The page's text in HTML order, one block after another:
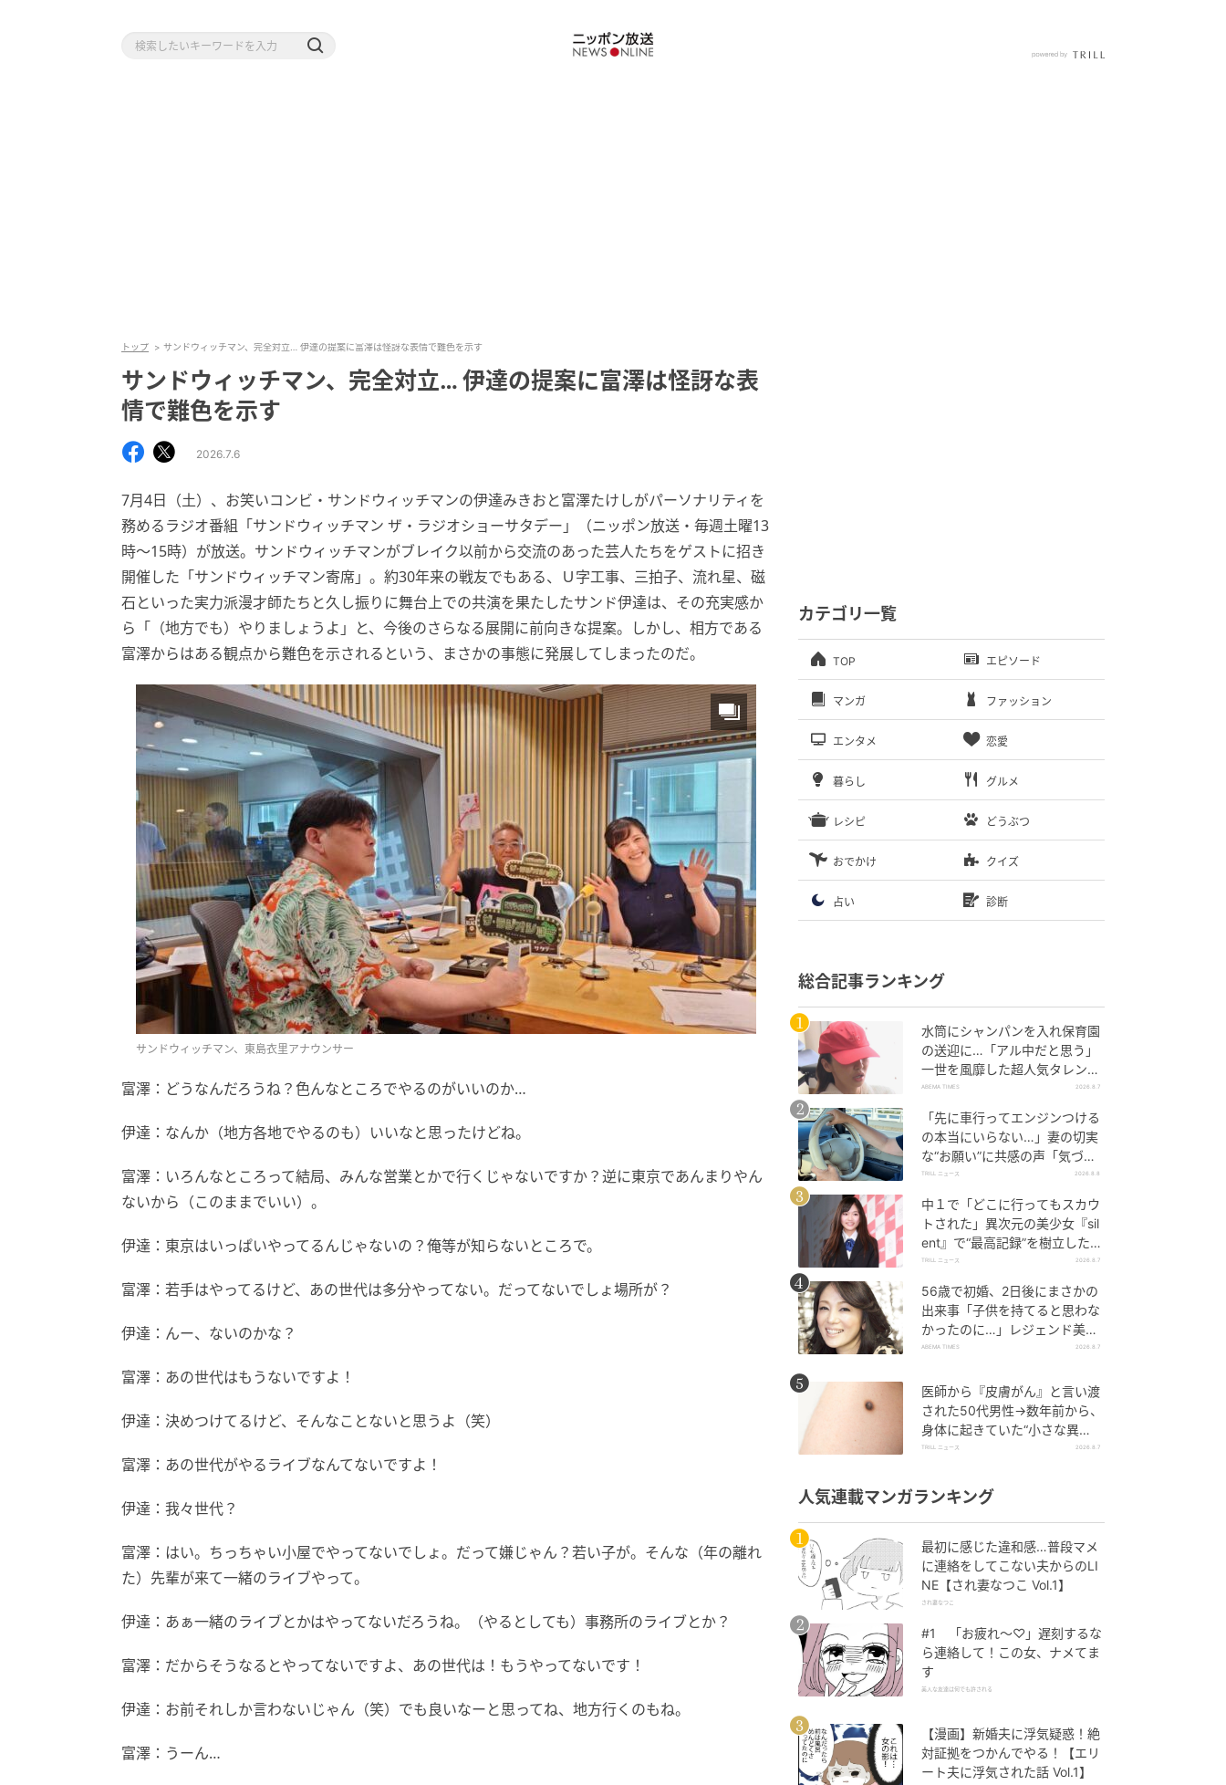
トップ サンドウィッチマン、完全対立… 伊達の提案に富澤は怪訝な表情で難色を示す
サンドウィッチマン、完全対立… 伊達の提案に富澤は怪訝な表
情で難色を示す
2026.7.6
7月4日（土）、お笑いコンビ・サンドウィッチマンの伊達みきおと富澤たけしがパーソナリティを
務めるラジオ番組「サンドウィッチマン ザ・ラジオショーサタデー」（ニッポン放送・毎週土曜13
時～15時）が放送。サンドウィッチマンがブレイク以前から交流のあった芸人たちをゲストに招き
開催した「サンドウィッチマン寄席」。約30年来の戦友でもある、Ｕ字工事、三拍子、流れ星、磁
石といった実力派漫才師たちと久し振りに舞台上での共演を果たしたサンド伊達は、その充実感か
ら「（地方でも）やりましょうよ」と、今後のさらなる展開に前向きな提案。しかし、相方である
富澤からはある観点から難色を示されるという、まさかの事態に発展してしまったのだ。
サンドウィッチマン、東島衣里アナウンサー
富澤：どうなんだろうね？色んなところでやるのがいいのか…
伊達：なんか（地方各地でやるのも）いいなと思ったけどね。
富澤：いろんなところって結局、みんな営業とかで行くじゃないですか？逆に東京であんまりやん
ないから（このままでいい）。
伊達：東京はいっぱいやってるんじゃないの？俺等が知らないところで。
富澤：若手はやってるけど、あの世代は多分やってない。だってないでしょ場所が？
伊達：んー、ないのかな？
富澤：あの世代はもうないですよ！
伊達：決めつけてるけど、そんなことないと思うよ（笑）
富澤：あの世代がやるライブなんてないですよ！
伊達：我々世代？
富澤：はい。ちっちゃい小屋でやってないでしょ。だって嫌じゃん？若い子が。そんな（年の離れ
た）先輩が来て一緒のライブやって。
伊達：あぁ一緒のライブとかはやってないだろうね。（やるとしても）事務所のライブとか？
富澤：だからそうなるとやってないですよ、あの世代は！もうやってないです！
伊達：お前それしか言わないじゃん（笑）でも良いなーと思ってね、地方行くのもね。
富澤：うーん…
カテゴリ一覧
TOP エピソード
マンガ ファッション
エンタメ 恋愛
暮らし グルメ
レシピ どうぶつ
おでかけ クイズ
占い 診断
総合記事ランキング
水筒にシャンパンを入れ保育園
の送迎に…「アル中だと思う」
一世を風靡した超人気タレン
ト、酒漬けだった日々を告白
ABEMA TIMES 2026.8.7
「先に車行ってエンジンつける
の本当にいらない…」妻の切実
な“お願い”に共感の声「気づか
ないんですよね…」
TRILL ニュース 2026.8.8
中１で「どこに行ってもスカウ
トされた」異次元の美少女『sil
ent』で“最高記録”を樹立した
「反則級」の【トップ女優】
TRILL ニュース 2026.8.7
56歳で初婚、2日後にまさかの
出来事「子供を持てると思わな
かったのに…」レジェンド美魔
女が当時の心境を告白
ABEMA TIMES 2026.8.7
医師から『皮膚がん』と言い渡
された50代男性→数年前から、
身体に起きていた“小さな異
変”に「あのとき受診していれ
TRILL ニュース 2026.8.7
人気連載マンガランキング
最初に感じた違和感…普段マメ
に連絡をしてこない夫からのLI
NE【され妻なつこ Vol.1】
され妻なつこ
#1 「お疲れ〜♡」遅刻するな
ら連絡して！この女、ナメてま
す
美人な友達は何でも許される
【漫画】新婚夫に浮気疑惑！絶
対証拠をつかんでやる！【エリ
ート夫に浮気された話 Vol.1】